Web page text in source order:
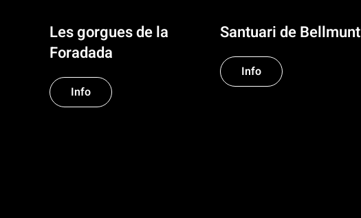
Les gorgues de la
Foradada
Info
Santuari de Bellmunt
Info